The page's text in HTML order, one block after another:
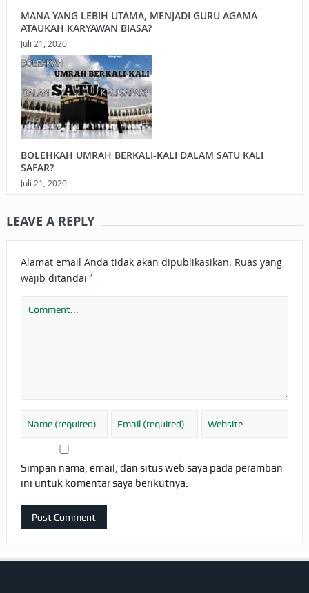
MANA YANG LEBIH UTAMA, MENJADI GURU AGAMA
ATAUKAH KARYAWAN BIASA?
Juli 21, 2020
BOLEHKAH UMRAH BERKALI-KALI DALAM SATU KALI
SAFAR?
Juli 21, 2020
LEAVE A REPLY
Alamat email Anda tidak akan dipublikasikan. Ruas yang
wajib ditandai *
Simpan nama, email, dan situs web saya pada peramban
ini untuk komentar saya berikutnya.